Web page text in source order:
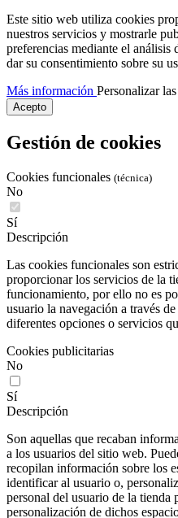
Este sitio web utiliza cookies
nuestros servicios y mostrarle
preferencias mediante el análisis
dar su consentimiento sobre su
Más información Personalizar
Acepto
Gestión de cookies
Cookies funcionales (técnica)
No
Sí
Descripción
Las cookies funcionales son
proporcionar los servicios de la
funcionamiento, por ello no es
usuario la navegación a través
diferentes opciones o servicios
Cookies publicitarias
No
Sí
Descripción
Son aquellas que recaban
a los usuarios del sitio web.
recopilan información sobre los
identificar al usuario o,
personal del usuario de la tienda
personalización de dichos